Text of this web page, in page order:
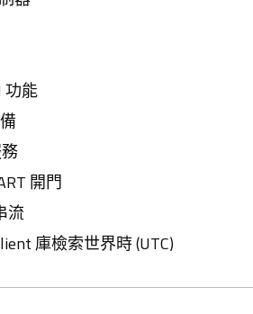
功能
開門
流
庫檢索世界時 (UTC)